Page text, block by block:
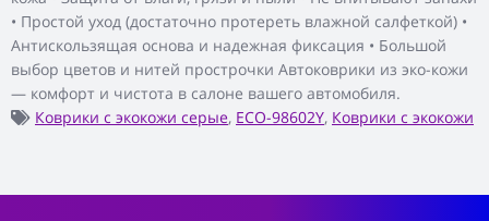
• Простой уход (достаточно протереть влажной салфеткой) •
Антискользящая основа и надежная фиксация • Большой
выбор цветов и нитей прострочки Автоковрики из эко-кожи
— комфорт и чистота в салоне вашего автомобиля.
Коврики с экокожи серые, ECO-98602Y, Коврики с экокожи